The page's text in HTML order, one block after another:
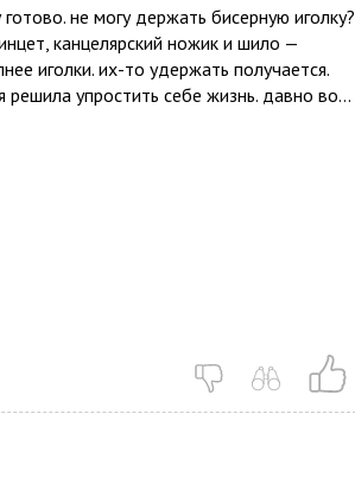
не могу держать бисерную иголку?
канцелярский ножик и шило —
иголки. их-то удержать получается.
упростить себе жизнь. давно во...